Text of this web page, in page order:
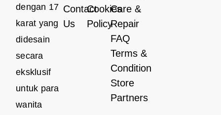
dengan 17
karat yang
didesain
secara
eksklusif
untuk para
wanita
Contact
Us
Cookies
Policy
Care &
Repair
FAQ
Terms &
Condition
Store
Partners